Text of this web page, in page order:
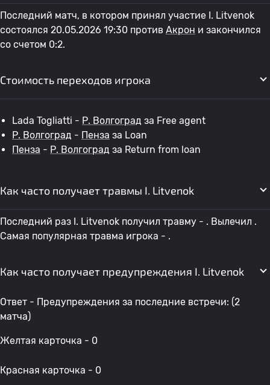
Последний матч, в котором принял участие I. Litvenok
состоялся 20.05.2026 19:30 против Акрон и закончился
со счетом 0:2.
Стоимость переходов игрока
Lada Togliatti - Р. Волгоград за Free agent
Р. Волгоград - Пенза за Loan
Пенза - Р. Волгоград за Return from loan
Как часто получает травмы I. Litvenok
Последний раз I. Litvenok получил травму - . Вылечил .
Самая популярная травма игрока - .
Как часто получает предупреждения I. Litvenok
Ответ - Предупреждения за последние встречи: (2
матча)
Желтая карточка - 0
Красная карточка - 0